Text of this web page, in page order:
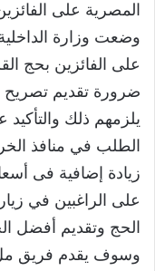
المصرية على
وضعت وزارة
ضرورة تقديم
يلزمهم ذلك
الطلب في منافذ
زيادة إضافية فى
على الراغبين في
الحج وتقديم أفضل
وسوف يقدم فريق مل